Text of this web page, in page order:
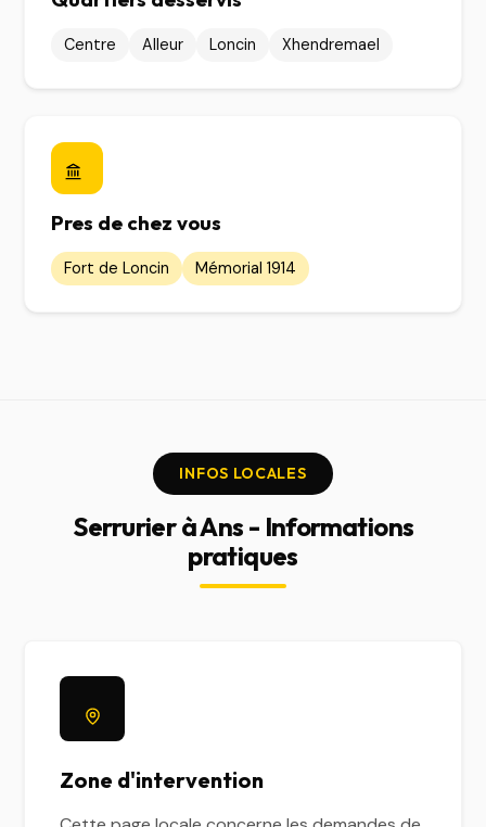
Centre Alleur Loncin Xhendremael
Pres de chez vous
Fort de Loncin Mémorial 1914
INFOS LOCALES
Serrurier à Ans - Informations
pratiques
Zone d'intervention